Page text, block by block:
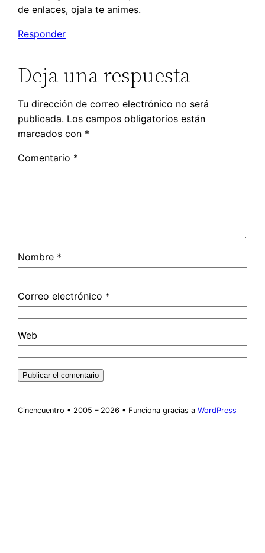
de enlaces, ojala te animes.
Responder
Deja una respuesta
Tu dirección de correo electrónico no será
publicada. Los campos obligatorios están
marcados con *
Comentario *
Nombre *
Correo electrónico *
Web
Cinencuentro • 2005 – 2026 • Funciona gracias aWordPress